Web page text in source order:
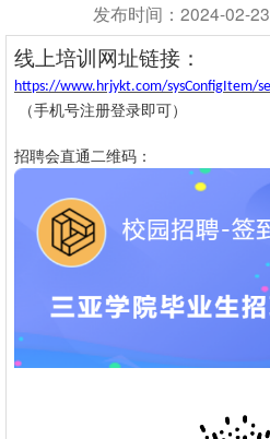
发布时间：2024-02-
线上培训网址链接：
https://www.hrjykt.com/sysConfigItem/
（手机号注册登录即可）
招聘会直通二维码：